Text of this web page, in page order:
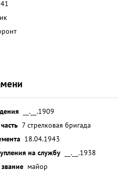
у бойцов, командиров
Верный сын своей
свой долг перед
"Красная звезда". ...»
__.__.1909
7 стрелковая бригада
18.04.1943
на службу
__.__.1938
майор